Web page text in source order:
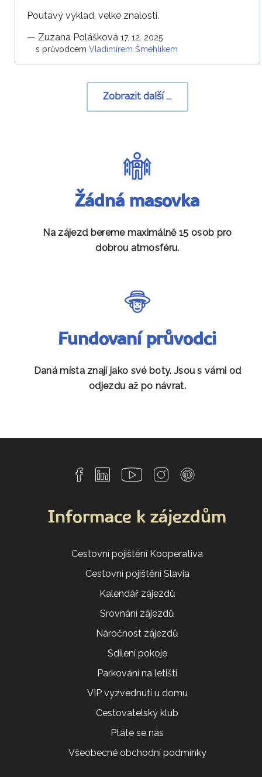
Poutavý výklad, velké znalosti.
— Zuzana Polášková 17. 12. 2025
s průvodcem Vladimírem Šmehlíkem
Zobrazit další ...
Žádná masovka
Na zájezd bereme maximálně 15 osob pro
dobrou atmosféru.
Fundovaní průvodci
Daná místa znají jako své boty. Jsou s vámi od
odjezdu až po návrat.
Informace k zájezdům
Cestovní pojištění Kooperativa
Cestovní pojištění Slavia
Kalendář zájezdů
Srovnání zájezdů
Náročnost zájezdů
Sdílení pokoje
Parkování na letišti
VIP vyzvednutí u domu
Cestovatelský klub
Ptáte se nás
Všeobecné obchodní podmínky